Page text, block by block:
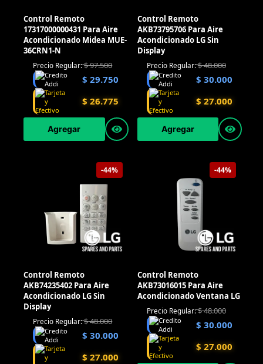
Control Remoto
17317000000431 Para Aire
Acondicionado Midea MUE-
36CRN1-N
Precio Regular:$97.500
$ 29.750
$ 26.775
Agregar
Control Remoto
AKB73795706 Para Aire
Acondicionado LG Sin
Display
Precio Regular:$48.000
$ 30.000
$ 27.000
Agregar
-44%
Control Remoto
AKB74235402 Para Aire
Acondicionado LG Sin
Display
Precio Regular:$48.000
$ 30.000
$ 27.000
-44%
Control Remoto
AKB73016015 Para Aire
Acondicionado Ventana LG
Precio Regular:$48.000
$ 30.000
$ 27.000